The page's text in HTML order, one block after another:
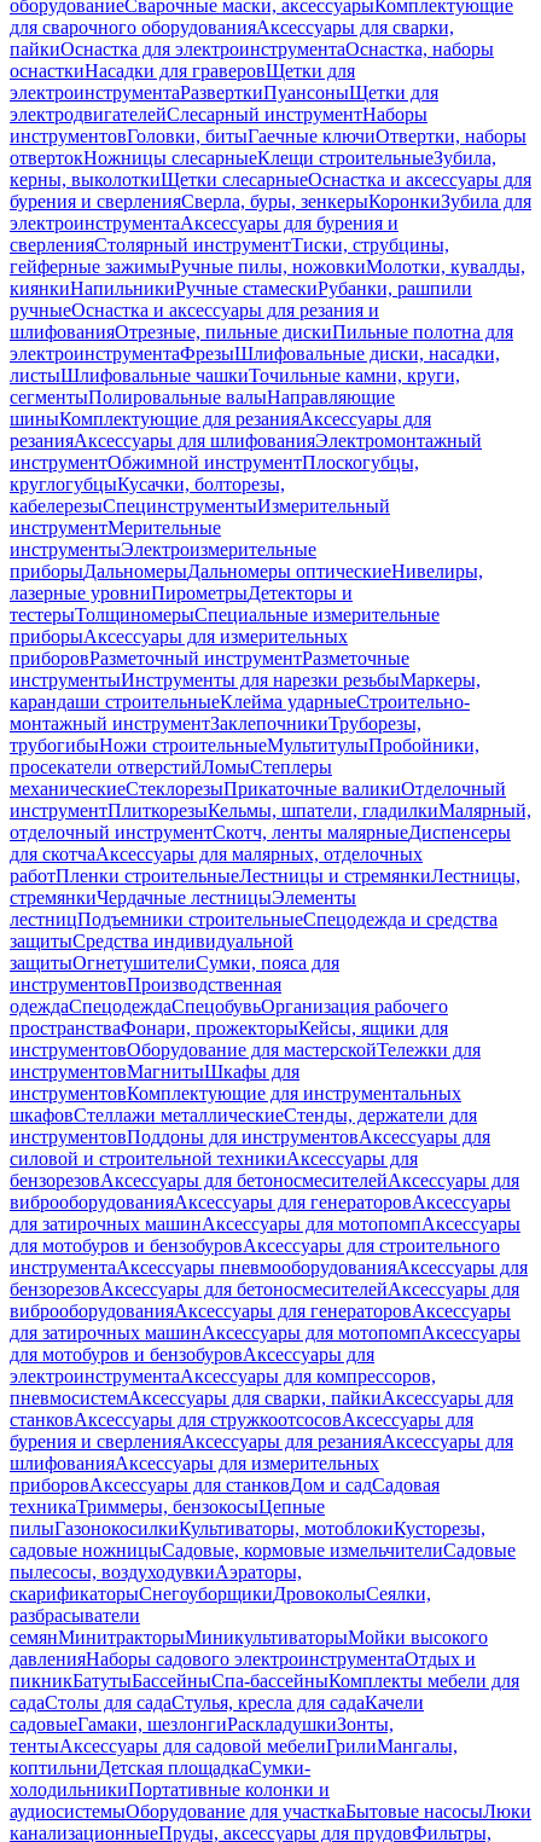
оборудованиеСварочные маски, аксессуарыКомплектующие
для сварочного оборудованияАксессуары для сварки,
пайкиОснастка для электроинструментаОснастка, наборы
оснасткиНасадки для граверовЩетки для
электроинструментаРазверткиПуансоныЩетки для
электродвигателейСлесарный инструментНаборы
инструментовГоловки, битыГаечные ключиОтвертки, наборы
отвертокНожницы слесарныеКлещи строительныеЗубила,
керны, выколоткиЩетки слесарныеОснастка и аксессуары для
бурения и сверленияСверла, буры, зенкерыКоронкиЗубила для
электроинструментаАксессуары для бурения и
сверленияСтолярный инструментТиски, струбцины,
гейферные зажимыРучные пилы, ножовкиМолотки, кувалды,
киянкиНапильникиРучные стамескиРубанки, рашпили
ручныеОснастка и аксессуары для резания и
шлифованияОтрезные, пильные дискиПильные полотна для
электроинструментаФрезыШлифовальные диски, насадки,
листыШлифовальные чашкиТочильные камни, круги,
сегментыПолировальные валыНаправляющие
шиныКомплектующие для резанияАксессуары для
резанияАксессуары для шлифованияЭлектромонтажный
инструментОбжимной инструментПлоскогубцы,
круглогубцыКусачки, болторезы,
кабелерезыСпецинструментыИзмерительный
инструментМерительные
инструментыЭлектроизмерительные
приборыДальномерыДальномеры оптическиеНивелиры,
лазерные уровниПирометрыДетекторы и
тестерыТолщиномерыСпециальные измерительные
приборыАксессуары для измерительных
приборовРазметочный инструментРазметочные
инструментыИнструменты для нарезки резьбыМаркеры,
карандаши строительныеКлейма ударныеСтроительно-
монтажный инструментЗаклепочникиТруборезы,
трубогибыНожи строительныеМультитулыПробойники,
просекатели отверстийЛомыСтеплеры
механическиеСтеклорезыПрикаточные валикиОтделочный
инструментПлиткорезыКельмы, шпатели, гладилкиМалярный,
отделочный инструментСкотч, ленты малярныеДиспенсеры
для скотчаАксессуары для малярных, отделочных
работПленки строительныеЛестницы и стремянкиЛестницы,
стремянкиЧердачные лестницыЭлементы
лестницПодъемники строительныеСпецодежда и средства
защитыСредства индивидуальной
защитыОгнетушителиСумки, пояса для
инструментовПроизводственная
одеждаСпецодеждаСпецобувьОрганизация рабочего
пространстваФонари, прожекторыКейсы, ящики для
инструментовОборудование для мастерскойТележки для
инструментовМагнитыШкафы для
инструментовКомплектующие для инструментальных
шкафовСтеллажи металлическиеСтенды, держатели для
инструментовПоддоны для инструментовАксессуары для
силовой и строительной техникиАксессуары для
бензорезовАксессуары для бетоносмесителейАксессуары для
виброоборудованияАксессуары для генераторовАксессуары
для затирочных машинАксессуары для мотопомпАксессуары
для мотобуров и бензобуровАксессуары для строительного
инструментаАксессуары пневмооборудованияАксессуары для
бензорезовАксессуары для бетоносмесителейАксессуары для
виброоборудованияАксессуары для генераторовАксессуары
для затирочных машинАксессуары для мотопомпАксессуары
для мотобуров и бензобуровАксессуары для
электроинструментаАксессуары для компрессоров,
пневмосистемАксессуары для сварки, пайкиАксессуары для
станковАксессуары для стружкоотсосовАксессуары для
бурения и сверленияАксессуары для резанияАксессуары для
шлифованияАксессуары для измерительных
приборовАксессуары для станковДом и садСадовая
техникаТриммеры, бензокосыЦепные
пилыГазонокосилкиКультиваторы, мотоблокиКусторезы,
садовые ножницыСадовые, кормовые измельчителиСадовые
пылесосы, воздуходувкиАэраторы,
скарификаторыСнегоуборщикиДровоколыСеялки,
разбрасыватели
семянМинитракторыМиникультиваторыМойки высокого
давленияНаборы садового электроинструментаОтдых и
пикникБатутыБассейныСпа-бассейныКомплекты мебели для
садаСтолы для садаСтулья, кресла для садаКачели
садовыеГамаки, шезлонгиРаскладушкиЗонты,
тентыАксессуары для садовой мебелиГрилиМангалы,
коптильниДетская площадкаСумки-
холодильникиПортативные колонки и
аудиосистемыОборудование для участкаБытовые насосыЛюки
канализационныеПруды, аксессуары для прудовФильтры,